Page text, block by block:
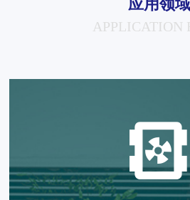
应用领域
APPLICATION